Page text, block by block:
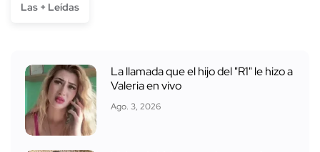
Las + Leídas
La llamada que el hijo del "R1" le hizo a
Valeria en vivo
Ago. 3, 2026